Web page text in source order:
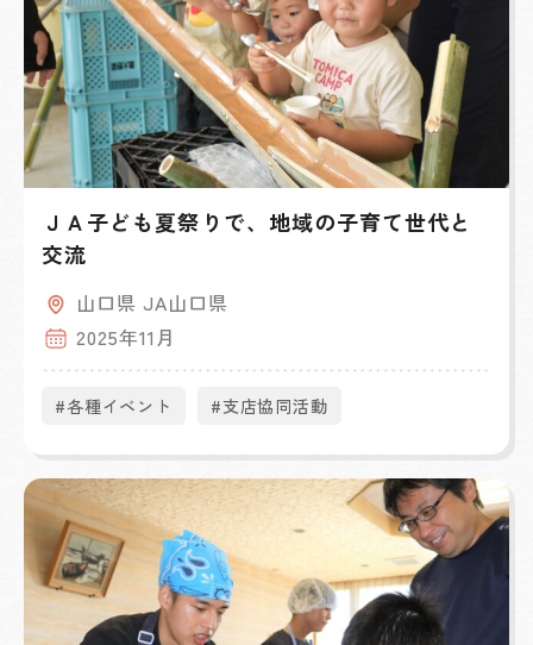
ＪＡ子ども夏祭りで、地域の子育て世代と
交流
山口県 JA山口県
2025年11月
#各種イベント #支店協同活動